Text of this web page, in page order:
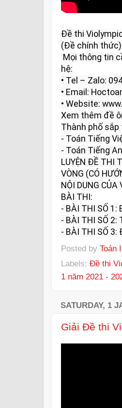
Đề thi
(Đề chính thức)
hệ:
• Tel – Zalo:
• Email:
• Website:
Xem thêm đề
Thành phố sắp
- Toán Tiếng
- Toán Tiếng
LUYỆN ĐỀ THI
VÒNG (CÓ
NỘI DUNG
BÀI THI:
- BÀI THI SỐ
- BÀI THI SỐ
- BÀI THI SỐ 3:
Posted by Toán
Labels: Đề thi
1 năm 2021 -
SATURDAY, 1
Giải Đề thi